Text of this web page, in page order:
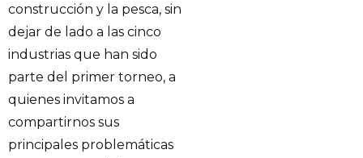
construcción y la pesca, sin
dejar de lado a las cinco
industrias que han sido
parte del primer torneo, a
quienes invitamos a
compartirnos sus
principales problemáticas